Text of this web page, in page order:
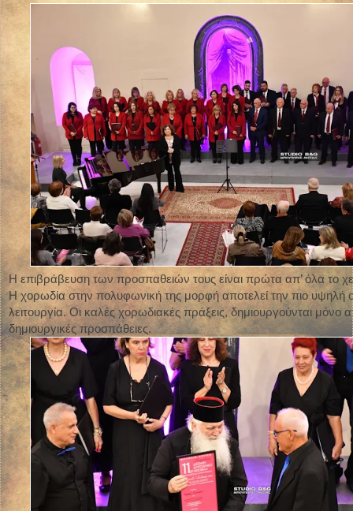
Η επιβράβευση των προσπαθειών τους είναι πρώτα απ’ όλα το
Η χορωδία στην πολυφωνική της μορφή αποτελεί την πιο υψηλή
λειτουργία. Οι καλές χορωδιακές πράξεις, δημιουργούνται μόνο
δημιουργικές προσπάθειες.